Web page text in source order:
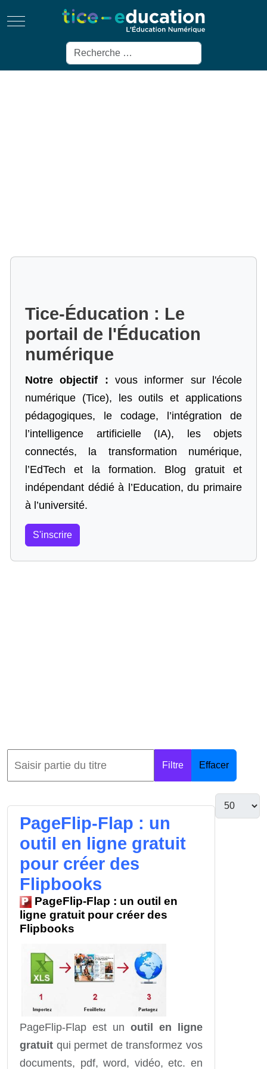
Mobile Menu Toggle
Rechercher
Tice-Éducation : Le
portail de l'Éducation
numérique
Notre objectif : vous informer sur l'école
numérique (Tice), les outils et applications
pédagogiques, le codage,
l’intégration de
l’intelligence artificielle (IA), les objets
connectés, la transformation numérique,
l’EdTech et la formation. Blog gratuit et
indépendant dédié à l’Education, du primaire
à l’université.
S'inscrire
Filtre Effacer
PageFlip-Flap : un
outil en ligne gratuit
pour créer des
Flipbooks
PageFlip-Flap : un outil en
ligne gratuit pour créer des
Flipbooks
PageFlip-Flap est un outil en ligne
gratuit qui permet de transformez vos
documents, pdf, word, vidéo, etc. en